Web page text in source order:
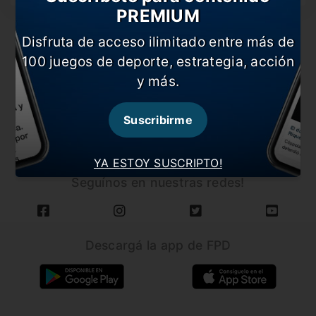
CARGAR MÁS NOTICIAS
Seguínos en nuestras redes!
YA ESTOY SUSCRIPTO!
PREMIUM
Disfruta de acceso ilimitado entre más de
100 juegos de deporte, estrategia, acción
y más.
Suscribirme